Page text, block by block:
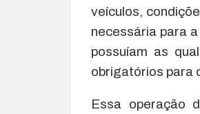
veículos,
necessária para
possuíam as
obrigatórios para
Essa operação